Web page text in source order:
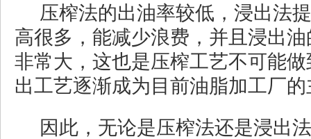
压榨法的出油率较低，浸出法
高很多，能减少浪费，并且浸出
非常大，这也是压榨工艺不可能
出工艺逐渐成为目前油脂加工厂
因此，无论是压榨法还是浸出